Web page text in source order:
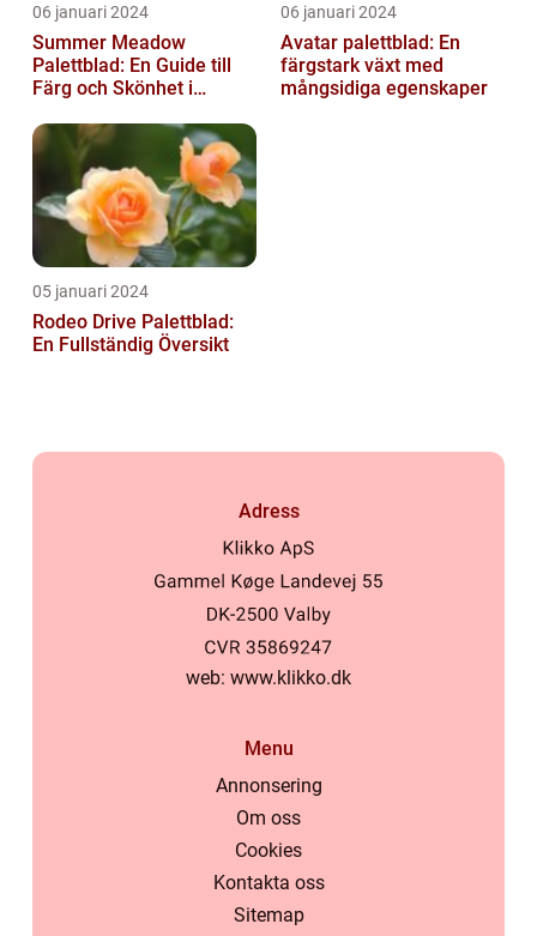
06 januari 2024
Summer Meadow
Palettblad: En Guide till
Färg och Skönhet i
06 januari 2024
Avatar palettblad: En
färgstark växt med
mångsidiga egenskaper
05 januari 2024
Rodeo Drive Palettblad:
En Fullständig Översikt
Adress
web: www.klikko.dk
Menu
Annonsering
Om oss
Cookies
Kontakta oss
Sitemap